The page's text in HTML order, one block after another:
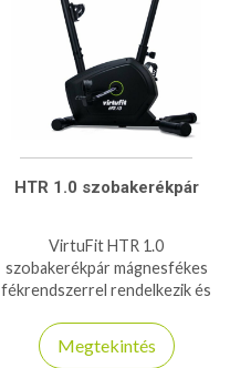
HTR 1.0 szobakerékpár
VirtuFit HTR 1.0
szobakerékpár mágnesfékes
fékrendszerrel rendelkezik és
Megtekintés